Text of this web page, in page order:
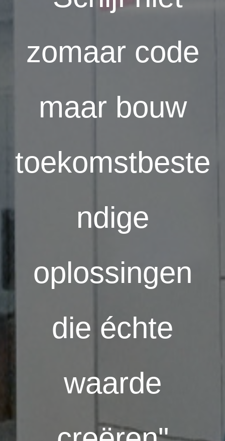
zomaar code
maar bouw
toekomstbeste
ndige
oplossingen
die échte
waarde